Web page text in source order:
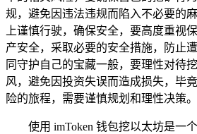
规，避免因违法违规而陷入不必要的
上谨慎行驶，确保安全，要高度重视
产安全，采取必要的安全措施，防止
同守护自己的宝藏一般，要理性对待
风，避免因投资失误而造成损失，毕
险的旅程，需要谨慎规划和理性决策。
使用 imToken 钱包挖以太坊是一